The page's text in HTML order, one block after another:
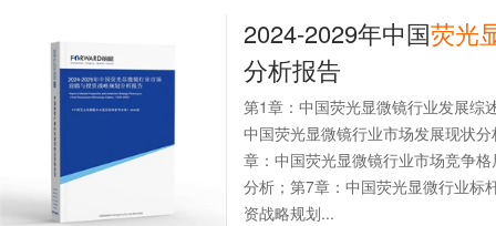
2024-2029年中国荧光
分析报告
第1章：中国荧光显微镜行业发展综
中国荧光显微镜行业市场发展现状
章：中国荧光显微镜行业市场竞争
分析；第7章：中国荧光显微行业标
资战略规划...